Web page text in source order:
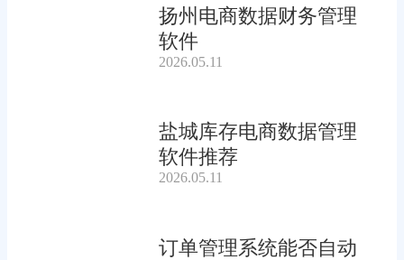
扬州电商数据财务管理
软件
2026.05.11
盐城库存电商数据管理
软件推荐
2026.05.11
订单管理系统能否自动